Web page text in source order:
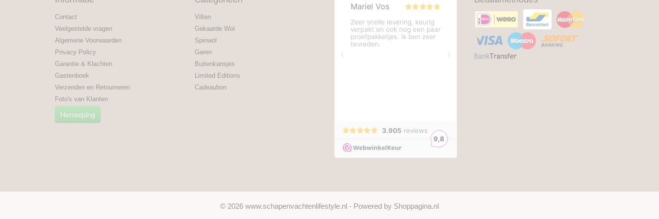
Contact
Veelgestelde vragen
Algemene Voorwaarden
Privacy Policy
Garantie & Klachten
Gastenboek
Verzenden en Retourneren
Foto's van Klanten
Herroeping
Vilten
Gekaarde Wol
Spinwol
Garen
Buitenkansjes
Limited Editions
Cadeaubon
© 2026 www.schapenvachtenlifestyle.nl - Powered by Shoppagina.nl